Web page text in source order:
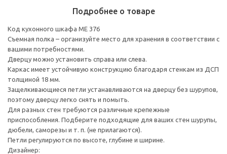
Подробнее о товаре
Код кухонного шкафа ME 376
Съемная полка – организуйте место для хранения в соответствии с
вашими потребностями.
Дверцу можно установить справа или слева.
Каркас имеет устойчивую конструкцию благодаря стенкам из ДСП
толщиной 18 мм.
Защелкивающиеся петли устанавливаются на дверцу без шурупов,
поэтому дверцу легко снять и помыть.
Для разных стен требуются различные крепежные
приспособления. Подберите подходящие для ваших стен шурупы,
дюбели, саморезы и т. п. (не прилагаются).
Петли регулируются по высоте, глубине и ширине.
Дизайнер: